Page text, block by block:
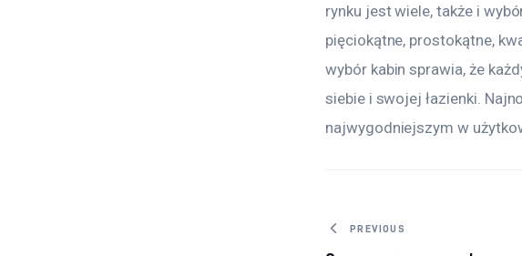
rynku jest wiele, także i
pięciokątne, prostokątne,
wybór kabin sprawia, że
siebie i swojej łazienki.
najwygodniejszym w
Nawigacja
PREVIOUS